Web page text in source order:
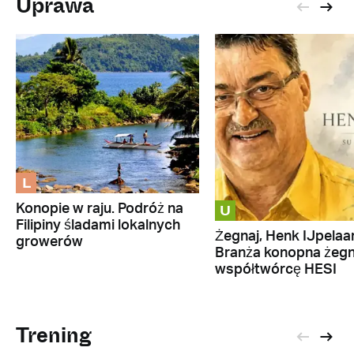
L
Konopie w raju. Podróż na
Filipiny śladami lokalnych
growerów
U
Żegnaj, Henk
Branża konopna
współtwórcę HESI
Trening